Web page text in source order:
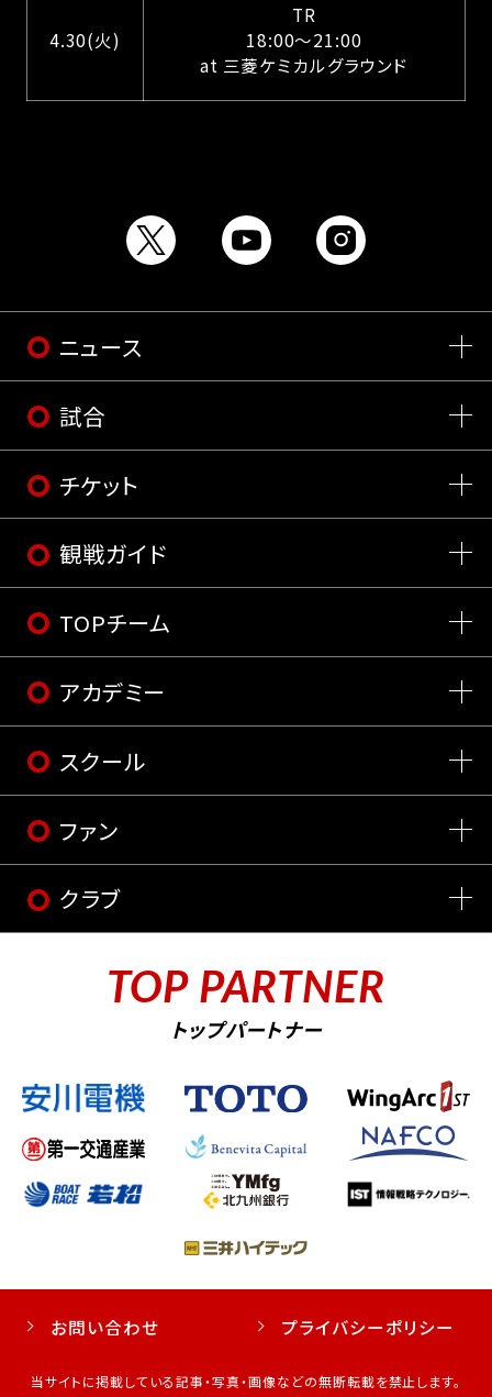
4.30(火)
TR
18:00〜21:00
at 三菱ケミカルグラウンド
ニュース
試合
チケット
観戦ガイド
TOPチーム
アカデミー
スクール
ファン
クラブ
TOP PARTNER
トップパートナー
お問い合わせ プライバシーポリシー
当サイトに掲載している記事・写真・画像などの無断転載を禁止します。